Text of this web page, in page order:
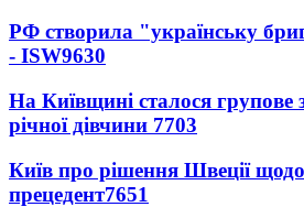
РФ створила "українську
- ISW9630
На Київщині сталося групове
річної дівчини 7703
Київ про рішення Швеції
прецедент7651